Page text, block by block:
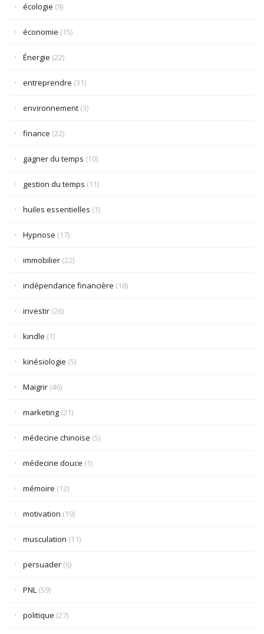
écologie (9)
économie (15)
Énergie (22)
entreprendre (31)
environnement (3)
finance (22)
gagner du temps (10)
gestion du temps (11)
huiles essentielles (1)
Hypnose (17)
immobilier (22)
indépendance financière (18)
investir (26)
kindle (1)
kinésiologie (5)
Maigrir (46)
marketing (21)
médecine chinoise (5)
médecine douce (1)
mémoire (12)
motivation (19)
musculation (11)
persuader (6)
PNL (59)
politique (27)